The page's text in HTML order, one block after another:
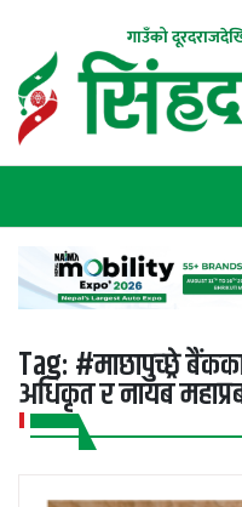
गाउँको
Tag: #माछापुच्छ्रे
अधिकृत र नायब